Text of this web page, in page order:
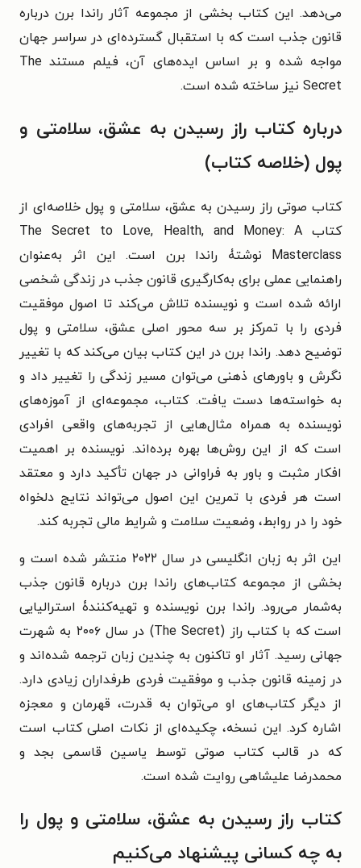
می‌دهد. این کتاب بخشی از مجموعه آثار راندا برن درباره
قانون جذب است که با استقبال گسترده‌ای در سراسر جهان
مواجه شده و بر اساس ایده‌های آن، فیلم مستند The
Secret نیز ساخته شده است.
درباره کتاب راز رسیدن به عشق، سلامتی و
پول (خلاصه کتاب)
کتاب صوتی راز رسیدن به عشق، سلامتی و پول خلاصه‌ای از
کتاب The Secret to Love, Health, and Money: A
Masterclass نوشتۀ راندا برن است. این اثر به‌عنوان
راهنمایی عملی برای به‌کارگیری قانون جذب در زندگی شخصی
ارائه شده است و نویسنده تلاش می‌کند تا اصول موفقیت
فردی را با تمرکز بر سه محور اصلی عشق، سلامتی و پول
توضیح دهد. راندا برن در این کتاب بیان می‌کند که با تغییر
نگرش و باورهای ذهنی می‌توان مسیر زندگی را تغییر داد و
به خواسته‌ها دست یافت. کتاب، مجموعه‌ای از آموزه‌های
نویسنده به همراه مثال‌هایی از تجربه‌های واقعی افرادی
است که از این روش‌ها بهره برده‌اند. نویسنده بر اهمیت
افکار مثبت و باور به فراوانی در جهان تأکید دارد و معتقد
است هر فردی با تمرین این اصول می‌تواند نتایج دلخواه
خود را در روابط، وضعیت سلامت و شرایط مالی تجربه کند.
این اثر به زبان انگلیسی در سال ۲۰۲۲ منتشر شده است و
بخشی از مجموعه کتاب‌های راندا برن درباره قانون جذب
به‌شمار می‌رود. راندا برن نویسنده و تهیه‌کنندۀ استرالیایی
است که با کتاب راز (The Secret) در سال ۲۰۰۶ به شهرت
جهانی رسید. آثار او تاکنون به چندین زبان ترجمه شده‌اند و
در زمینه قانون جذب و موفقیت فردی طرفداران زیادی دارد.
از دیگر کتاب‌های او می‌توان به قدرت، قهرمان و معجزه
اشاره کرد. این نسخه، چکیده‌ای از نکات اصلی کتاب است
که در قالب کتاب صوتی توسط یاسین قاسمی بجد و
محمدرضا علیشاهی روایت شده است.
کتاب راز رسیدن به عشق، سلامتی و پول را
به چه کسانی پیشنهاد می‌کنیم